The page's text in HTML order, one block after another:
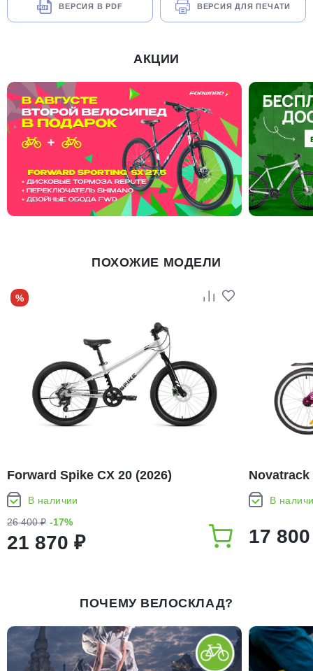
ВЕРСИЯ В PDF ВЕРСИЯ ДЛЯ ПЕЧАТИ
АКЦИИ
ПОХОЖИЕ МОДЕЛИ
%
Forward Spike CX 20 (2026)
В наличии
26 400 ₽ -17%
21 870 ₽
Novatrack
В
17
ПОЧЕМУ ВЕЛОСКЛАД?